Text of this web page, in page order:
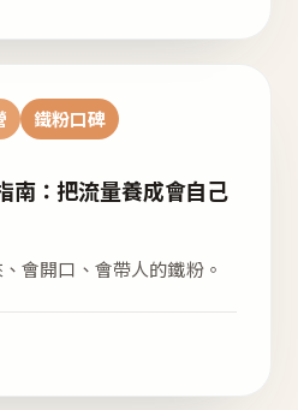
鐵粉口碑
南：把流量養成會自己
會開口、會帶人的鐵粉。